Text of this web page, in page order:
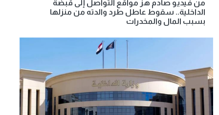
من فيديو صادم هز مواقع التواصل إلى قبضة
الداخلية.. سقوط عاطل طرد والدته من منزلها
بسبب المال والمخدرات